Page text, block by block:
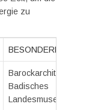
zu
BESONDERHEITEN
Barockarchitektur,
Badisches
Landesmuseum